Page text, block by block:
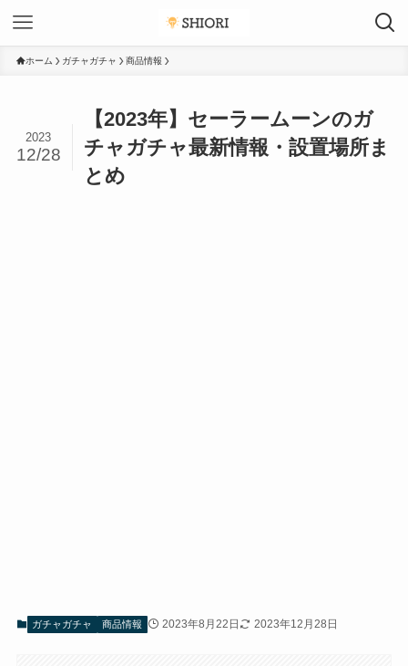
ホーム ガチャガチャ 商品情報
【2023年】セーラームーンのガ
チャガチャ最新情報・設置場所ま
とめ
2023
12/28
ガチャガチャ 商品情報 2023年8月22日 2023年12月28日